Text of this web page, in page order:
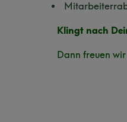
Klingt nach
Dann freuen